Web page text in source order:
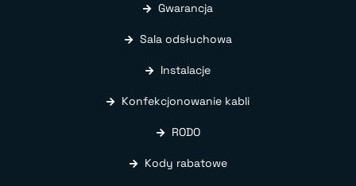
Gwarancja
Sala odsłuchowa
Instalacje
Konfekcjonowanie kabli
RODO
Kody rabatowe